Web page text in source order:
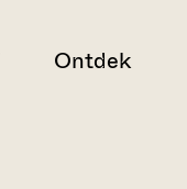
Ontdek